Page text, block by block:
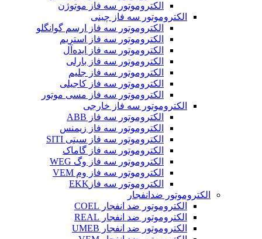
الکتروموتور سه فاز موتوژن
الکتروموتور سه فاز چینی
الکتروموتور سه فاز ارسم گوانگلو
الکتروموتور سه فاز استریم
الکتروموتور سه فاز ایده‌آل
الکتروموتور سه فاز بارلی
الکتروموتور سه فاز جلیم
الکتروموتور سه فاز کاجیلی
الکتروموتور سه فاز مسی موتور
الکتروموتور سه فاز خارجی
الکتروموتور سه فاز ABB
الکتروموتور سه فاز زیمنس
الکتروموتور سه فاز سیتی SITI
الکتروموتور سه فاز گاماک
الکتروموتور سه فاز وگ WEG
الکتروموتور سه فاز وم VEM
الکتروموتور سه فازEKK
الکتروموتور ضدانفجار
الکتروموتور ضد انفجار COEL
الکتروموتور ضد انفجار REAL
الکتروموتور ضد انفجار UMEB